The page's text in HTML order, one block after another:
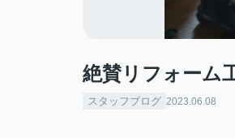
絶賛リフォーム
スタッフブログ 2023.06.08